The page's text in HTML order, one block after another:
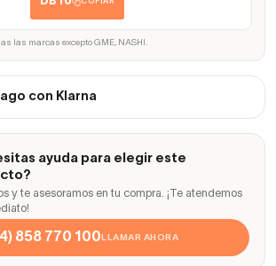
COPIAR
las marcas excepto GME, NASHI.
con Klarna
ayuda para elegir este
y te asesoramos en tu compra. ¡Te atendemos
858 770 100LLAMAR AHORA